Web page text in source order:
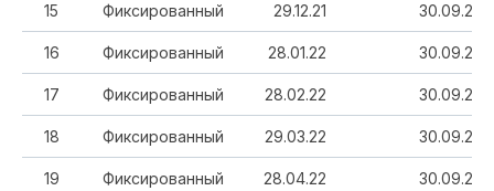
15 Фиксированный 29.12.21 30.09.20
16 Фиксированный 28.01.22 30.09.20
17 Фиксированный 28.02.22 30.09.20
18 Фиксированный 29.03.22 30.09.20
19 Фиксированный 28.04.22 30.09.20